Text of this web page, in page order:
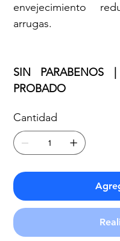
envejecimiento
arrugas.
SIN PARABENOS |
PROBADO
Cantidad